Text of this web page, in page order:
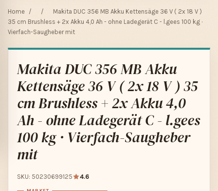
Home / /
Makita DUC 356 MB Akku Kettensäge 36 V ( 2x 18 V )
35 cm Brushless + 2x Akku 4,0 Ah - ohne Ladegerät C - l.gees 100 kg ·
Vierfach-Saugheber mit
Makita DUC 356 MB Akku
Kettensäge 36 V ( 2x 18 V ) 35
cm Brushless + 2x Akku 4,0
Ah - ohne Ladegerät C - l.gees
100 kg · Vierfach-Saugheber
mit
SKU: 50230699125 4.6